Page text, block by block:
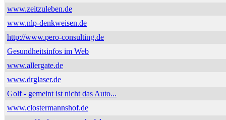
www.zeitzuleben.de
www.nlp-denkweisen.de
http://www.pero-consulting.de
Gesundheitsinfos im Web
www.allergate.de
www.drglaser.de
Golf - gemeint ist nicht das Auto...
www.clostermannshof.de